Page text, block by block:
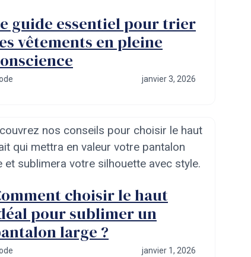
guide essentiel pour trier
vêtements en pleine
janvier 3, 2026
choisir le haut
pour sublimer un
large ?
janvier 1, 2026